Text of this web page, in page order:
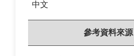
中文
參考資料來源